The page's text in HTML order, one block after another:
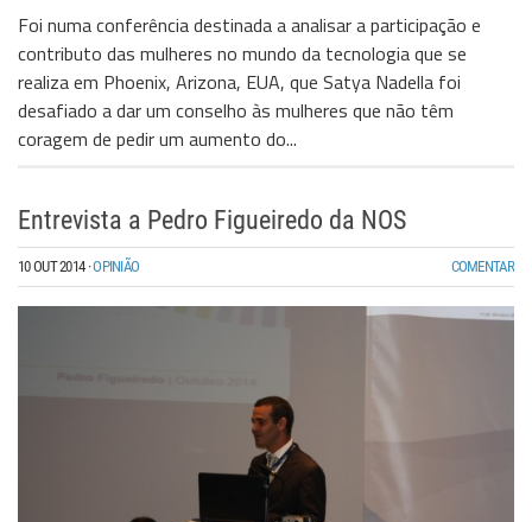
Foi numa conferência destinada a analisar a participação e
contributo das mulheres no mundo da tecnologia que se
realiza em Phoenix, Arizona, EUA, que Satya Nadella foi
desafiado a dar um conselho às mulheres que não têm
coragem de pedir um aumento do...
Entrevista a Pedro Figueiredo da NOS
10 OUT 2014·OPINIÃO COMENTAR